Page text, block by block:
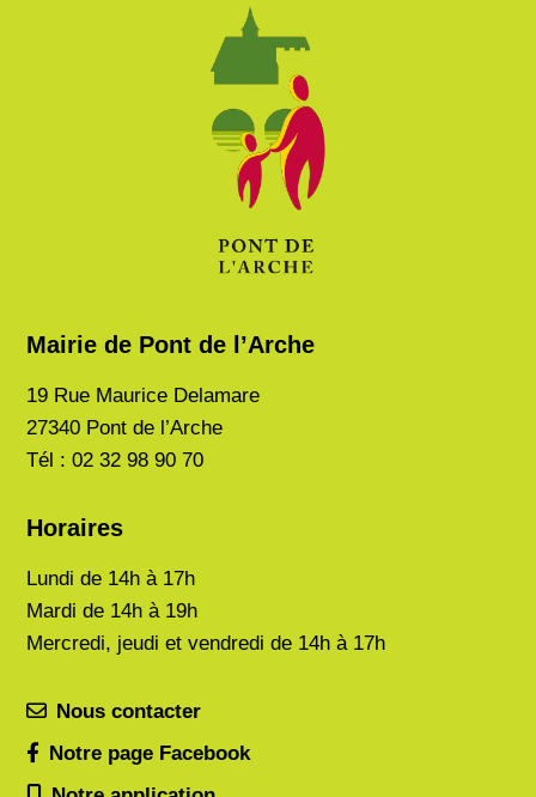
Mairie de Pont de l’Arche
19 Rue Maurice Delamare
27340 Pont de l’Arche
Tél : 02 32 98 90 70
Horaires
Lundi de 14h à 17h
Mardi de 14h à 19h
Mercredi, jeudi et vendredi de 14h à 17h
Nous contacter
Notre page Facebook